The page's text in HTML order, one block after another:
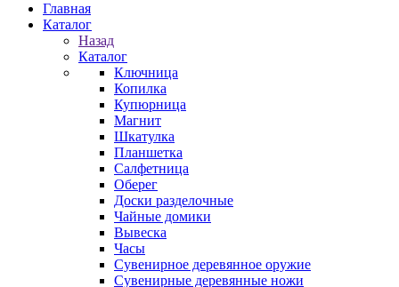
Главная
Каталог
Назад
Каталог
Ключница
Копилка
Купюрница
Магнит
Шкатулка
Планшетка
Салфетница
Оберег
Доски разделочные
Чайные домики
Вывеска
Часы
Сувенирное деревянное оружие
Сувенирные деревянные ножи